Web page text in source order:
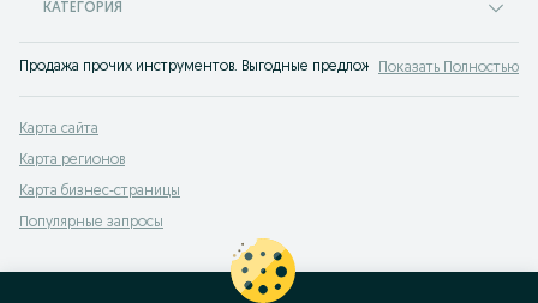
КАТЕГОРИЯ
Продажа прочих инструментов. Выгодные предложения купить другие
Показать Полностью
Карта сайта
Карта регионов
Карта бизнес-страницы
Популярные запросы